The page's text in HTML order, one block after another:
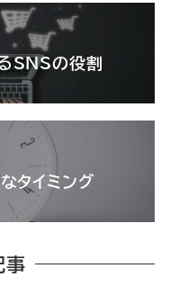
SNSの役割
タイミング
事